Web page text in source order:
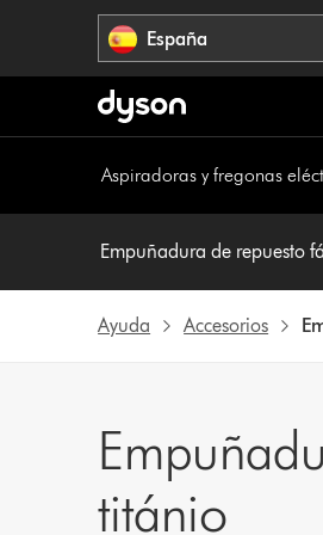
España
Aspiradoras y fregonas
Empuñadura de repuesto
Ayuda Accesorios
titánio